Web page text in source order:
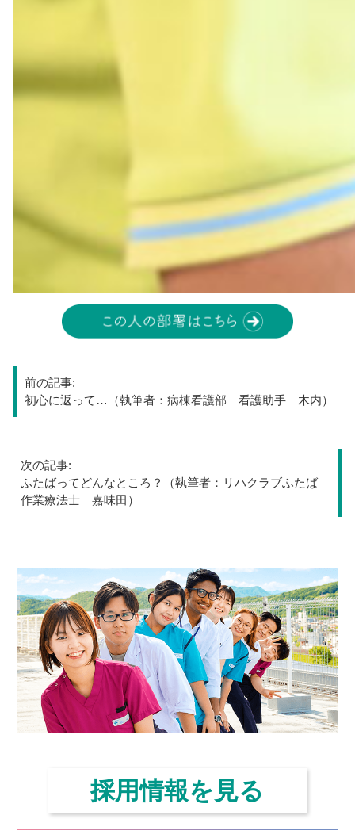
投
稿
ビ
シ
ョ
ン
前の記事:
初心に返って…（執筆者：病棟看護部 看護助手 木内）
次の記事:
ふたばってどんなところ？（執筆者：リハクラブふたば
作業療法士 嘉味田）
採用情報を見る